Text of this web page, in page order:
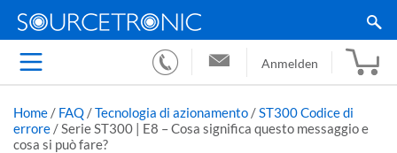
Anmelden
Home / FAQ /Tecnologia di azionamento / ST300 Codice di
errore / Serie ST300 | E8 – Cosa significa questo messaggio e
cosa si può fare?